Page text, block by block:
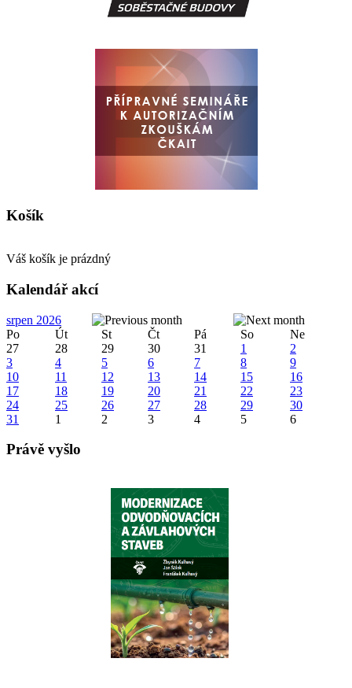
Košík
Váš košík je prázdný
Kalendář akcí
srpen 2026
Po
Út St Čt Pá So
Ne
27
28 29 30 31 1
2
3
4 5 6 7 8
9
10
11 12 13 14 15
16
17
18 19 20 21 22
23
24
25 26 27 28 29
30
31
1 2 3 4 5 6
Právě vyšlo